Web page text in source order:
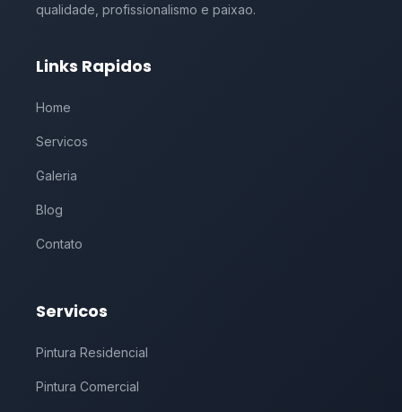
qualidade, profissionalismo e paixao.
Links Rapidos
Home
Servicos
Galeria
Blog
Contato
Servicos
Pintura Residencial
Pintura Comercial